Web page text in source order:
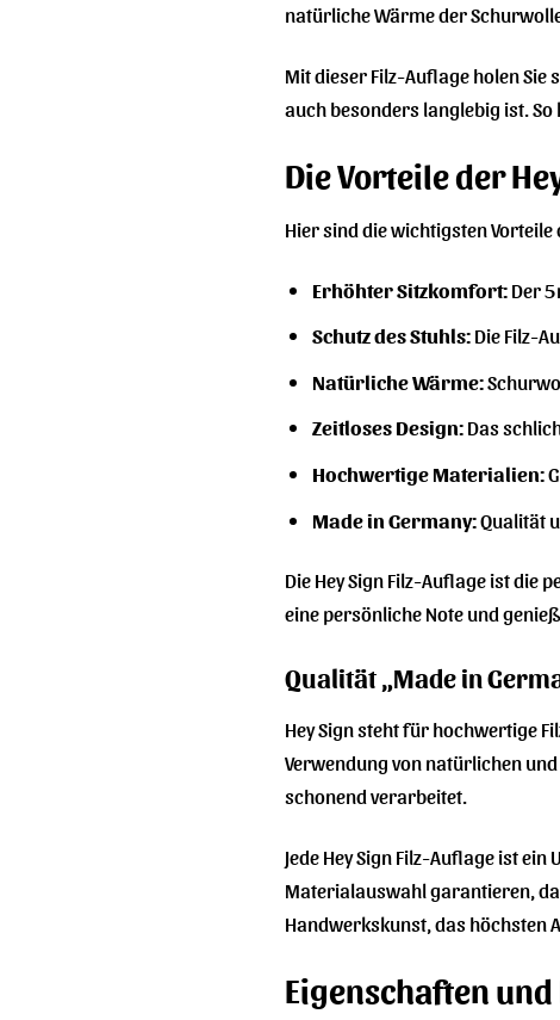
natürliche Wärme der
Mit dieser Filz-Auflage holen
auch besonders langlebig ist. So
Die Vorteile der
Hier sind die wichtigsten
Erhöhter Sitzkomfort:Der
Schutz des Stuhls:Die Filz-
Natürliche Wärme:
Zeitloses Design:Das
Hochwertige Materialien:
Made in Germany:Qualität
Die Hey Sign Filz-Auflage ist die
eine persönliche Note und
Qualität „Made in
Hey Sign steht für hochwertige
Verwendung von natürlichen
schonend verarbeitet.
Jede Hey Sign Filz-Auflage ist
Materialauswahl garantieren,
Handwerkskunst, das höchsten
Eigenschaften